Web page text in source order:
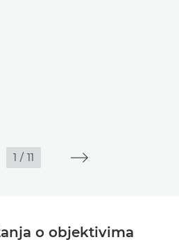
1 / 11
o objektivima